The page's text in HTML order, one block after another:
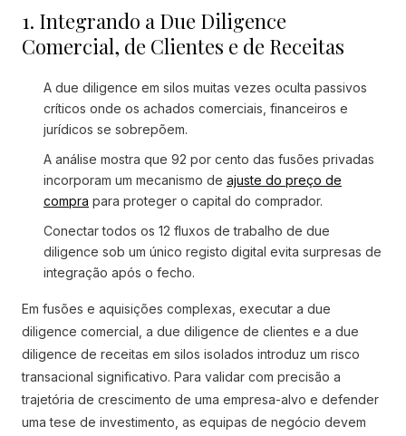
1. Integrando a Due Diligence
Comercial, de Clientes e de Receitas
A due diligence em silos muitas vezes oculta passivos
críticos onde os achados comerciais, financeiros e
jurídicos se sobrepõem.
A análise mostra que 92 por cento das fusões privadas
incorporam um mecanismo de ajuste do preço de
compra para proteger o capital do comprador.
Conectar todos os 12 fluxos de trabalho de due
diligence sob um único registo digital evita surpresas de
integração após o fecho.
Em fusões e aquisições complexas, executar a due
diligence comercial, a due diligence de clientes e a due
diligence de receitas em silos isolados introduz um risco
transacional significativo. Para validar com precisão a
trajetória de crescimento de uma empresa-alvo e defender
uma tese de investimento, as equipas de negócio devem